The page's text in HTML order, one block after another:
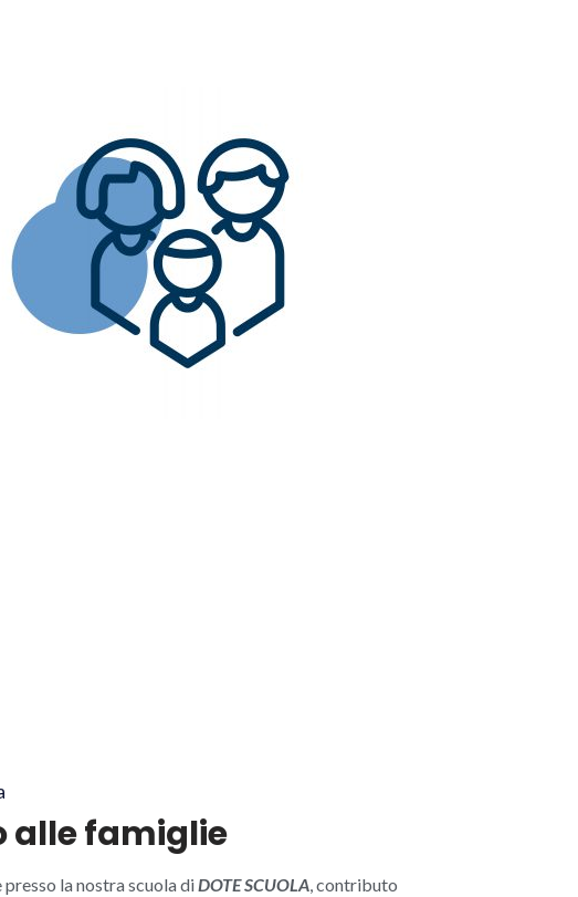
alle famiglie
presso la nostra scuola diDOTE SCUOLA, contributo